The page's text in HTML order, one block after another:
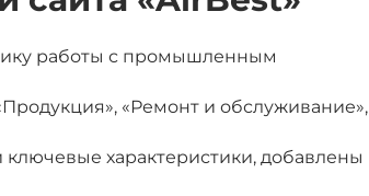
работы с промышленным
«Ремонт и обслуживание»,
характеристики, добавлены